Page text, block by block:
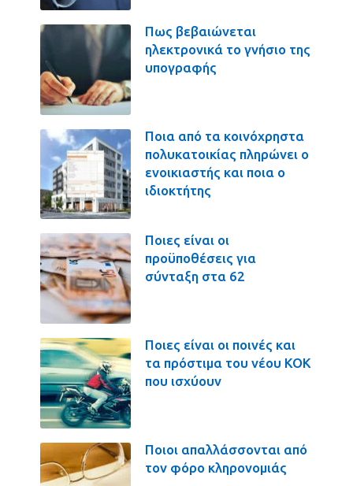
Πως βεβαιώνεται
ηλεκτρονικά το γνήσιο της
υπογραφής
Ποια από τα κοινόχρηστα
πολυκατοικίας πληρώνει ο
ενοικιαστής και ποια ο
ιδιοκτήτης
Ποιες είναι οι
προϋποθέσεις για
σύνταξη στα 62
Ποιες είναι οι ποινές και
τα πρόστιμα του νέου ΚΟΚ
που ισχύουν
Ποιοι απαλλάσσονται από
τον φόρο κληρονομιάς